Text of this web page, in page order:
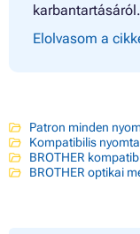
karbantartásáról.
Elolvasom a
Patron minden
Kompatibilis
BROTHER
BROTHER optikai